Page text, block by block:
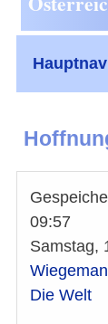
09:57
Samstag,
Die Welt